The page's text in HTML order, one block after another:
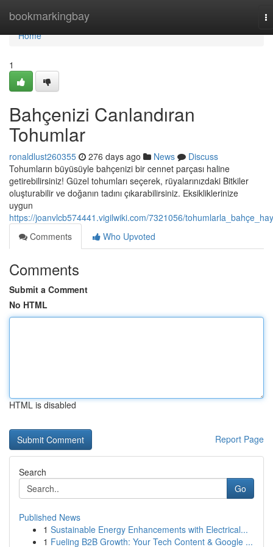
bookmarkingbay
Home
Home
1
Bahçenizi Canlandıran
Tohumlar
ronaldlust260355 276 days ago News
Discuss
Tohumların büyüsüyle bahçenizi bir cennet parçası haline
getirebilirsiniz! Güzel tohumları seçerek, rüyalarınızdaki Bitkiler
oluşturabilir ve doğanın tadını çıkarabilirsiniz. Eksikliklerinize
uygun
https://joanvlcb574441.vigilwiki.com/7321056/
Comments
Who Upvoted
Comments
Submit a Comment
No HTML
HTML is disabled
Report Page
Search
Go
Published News
1 Sustainable Energy Enhancements with Electrical...
1 Fueling B2B Growth: Your Tech Content & Google ...